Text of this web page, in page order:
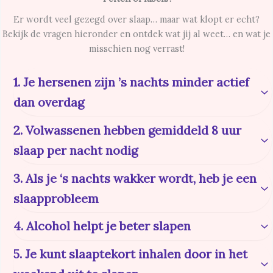
Er wordt veel gezegd over slaap… maar wat klopt er echt?
Bekijk de vragen hieronder en ontdek wat jij al weet… en wat je
misschien nog verrast!
1. Je hersenen zijn ’s nachts minder actief
dan overdag
Fabel
Je hersenen zijn juistactief op een andere manier. Tijdens je
slaap verwerken ze informatie, emoties en herinneringen. In
wakker bent.
2. Volwassenen hebben gemiddeld 8 uur
slaap per nacht nodig
Feit (ongeveer)
Voor de meeste volwassenen is 7 tot 9 uur ideaal. Minder
dan 6 of meer dan 9 uur kan op de lange termijn nadelige
3. Als je ‘s nachts wakker wordt, heb je een
slaapprobleem
Fabel
Wakker worden hoort bij een normale slaapcyclus. Je
doorloopt meerdere cycli per nacht. Kort ontwaken is
normaal, zolang je daarna weer in slaap valt.
4. Alcohol helpt je beter slapen
Fabel
Alcohol lijkt ontspannend, maar verstoort je REM-slaap. Je
5. Je kunt slaaptekort inhalen door in het